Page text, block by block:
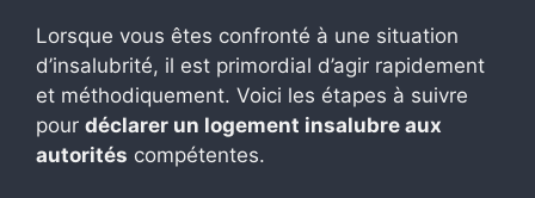
Lorsque vous êtes confronté à une situation
d’insalubrité, il est primordial d’agir rapidement
et méthodiquement. Voici les étapes à suivre
pour déclarer un logement insalubre aux
autorités compétentes.